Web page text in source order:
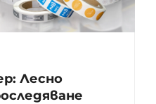
Лесно